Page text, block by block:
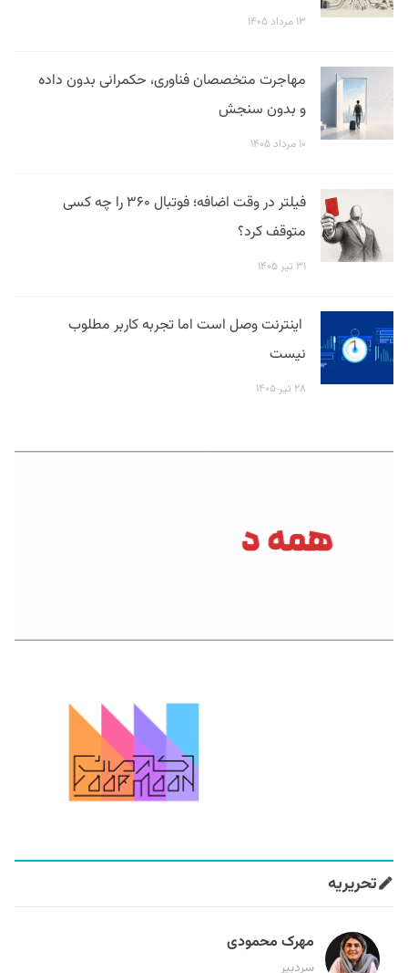
۱۳ مرداد ۱۴۰۵
مهاجرت متخصصان فناوری، حکمرانی بدون داده
و بدون سنجش
۱۰ مرداد ۱۴۰۵
فیلتر در وقت اضافه؛ فوتبال ۳۶۰ را چه کسی
متوقف کرد؟
۳۱ تیر ۱۴۰۵
اینترنت وصل است اما تجربه کاربر مطلوب
نیست
۲۸ تیر ۱۴۰۵
تحریریه
مهرک محمودی
سردبیر